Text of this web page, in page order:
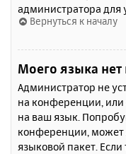
администратора для
Вернуться к началу
Моего языка нет
Администратор не
на конференции, или
на ваш язык.
конференции, может
языковой пакет. Если